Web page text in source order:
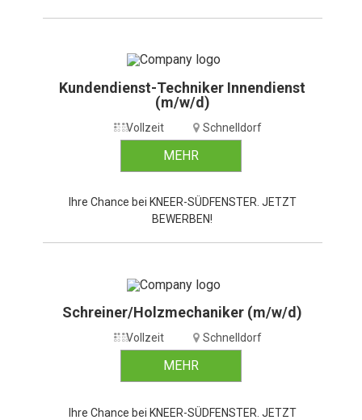
Kundendienst-Techniker Innendienst
(m/w/d)
Vollzeit Schnelldorf
MEHR
Ihre Chance bei KNEER-SÜDFENSTER. JETZT
BEWERBEN!
Schreiner/Holzmechaniker (m/w/d)
Vollzeit Schnelldorf
MEHR
Ihre Chance bei KNEER-SÜDFENSTER. JETZT